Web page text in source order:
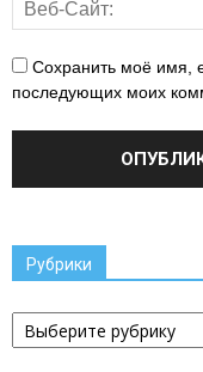
Сохранить моё имя,
последующих моих
Рубрики
Рубрики